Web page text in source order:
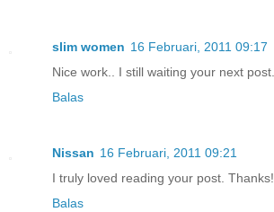
slim women 16 Februari, 2011 09:17
Nice work.. I still waiting your next post..
Balas
Nissan 16 Februari, 2011 09:21
I truly loved reading your post. Thanks!
Balas